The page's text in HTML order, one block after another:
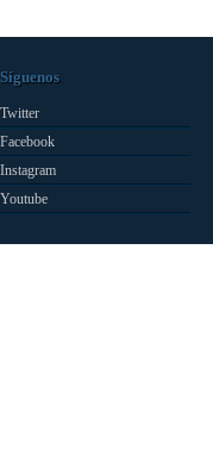
Síguenos
Twitter
Facebook
Instagram
Youtube